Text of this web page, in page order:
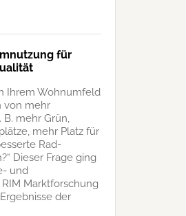
für
Ihrem Wohnumfeld
von mehr
mehr Grün,
mehr Platz für
Rad-
Dieser Frage ging
und
Marktforschung
der